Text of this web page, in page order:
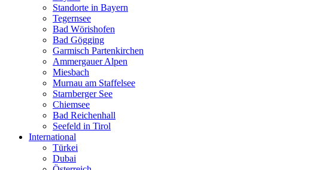
Standorte in Bayern
Tegernsee
Bad Wörishofen
Bad Gögging
Garmisch Partenkirchen
Ammergauer Alpen
Miesbach
Murnau am Staffelsee
Starnberger See
Chiemsee
Bad Reichenhall
Seefeld in Tirol
International
Türkei
Dubai